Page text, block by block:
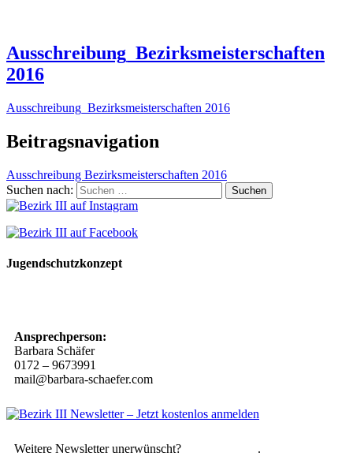
Ausschreibung_Bezirksmeisterschaften
2016
Ausschreibung_Bezirksmeisterschaften 2016
Beitragsnavigation
Ausschreibung Bezirksmeisterschaften 2016
Suchen nach:
Jugendschutzkonzept
Ansprechperson:
Barbara Schäfer
0172 – 9673991
mail@barbara-schaefer.com
Weitere Newsletter unerwünscht? .